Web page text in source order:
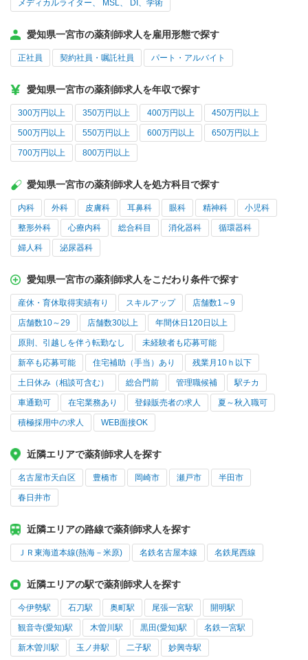
メディカルライター、 MSL、 DI、学術
愛知県一宮市の薬剤師求人を雇用形態で探す
正社員 契約社員・嘱託社員 パート・アルバイト
愛知県一宮市の薬剤師求人を年収で探す
300万円以上 350万円以上 400万円以上 450万円以上
500万円以上 550万円以上 600万円以上 650万円以上
700万円以上 800万円以上
愛知県一宮市の薬剤師求人を処方科目で探す
内科 外科 皮膚科 耳鼻科 眼科 精神科 小児科
整形外科 心療内科 総合科目 消化器科 循環器科
婦人科 泌尿器科
愛知県一宮市の薬剤師求人をこだわり条件で探す
産休・育休取得実績有り スキルアップ 店舗数1～9
店舗数10～29 店舗数30以上 年間休日120日以上
原則、引越しを伴う転勤なし 未経験者も応募可能
新卒も応募可能 住宅補助（手当）あり 残業月10ｈ以下
土日休み（相談可含む） 総合門前 管理職候補 駅チカ
車通勤可 在宅業務あり 登録販売者の求人 夏～秋入職可
積極採用中の求人 WEB面接OK
近隣エリアで薬剤師求人を探す
名古屋市天白区 豊橋市 岡崎市 瀬戸市 半田市
春日井市
近隣エリアの路線で薬剤師求人を探す
ＪＲ東海道本線(熱海－米原) 名鉄名古屋本線 名鉄尾西線
近隣エリアの駅で薬剤師求人を探す
今伊勢駅 石刀駅 奥町駅 尾張一宮駅 開明駅
観音寺(愛知)駅 木曽川駅 黒田(愛知)駅 名鉄一宮駅
新木曽川駅 玉ノ井駅 二子駅 妙興寺駅